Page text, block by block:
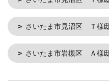
さいたま市見沼区 Ｔ様
さいたま市岩槻区 Ａ様